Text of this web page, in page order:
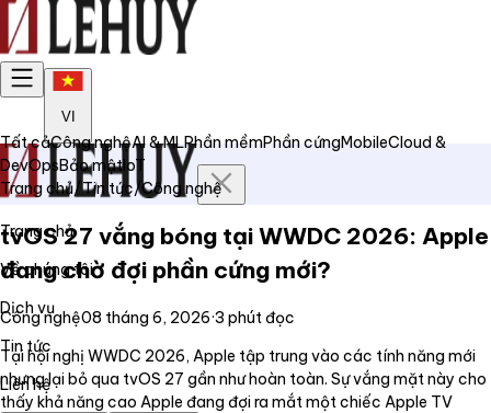
VI
Trang chủ
Về chúng tôi
Dịch vụ
Tin tức
Liên hệ
Tất cảCông nghệAI & MLPhần mềmPhần cứngMobileCloud &
DevOpsBảo mậtIoT
Trang chủ/Tin tức/Công nghệ
tvOS 27 vắng bóng tại WWDC 2026: Apple
đang chờ đợi phần cứng mới?
Công nghệ08 tháng 6, 2026·3 phút đọc
Tại hội nghị WWDC 2026, Apple tập trung vào các tính năng mới
nhưng lại bỏ qua tvOS 27 gần như hoàn toàn. Sự vắng mặt này cho
thấy khả năng cao Apple đang đợi ra mắt một chiếc Apple TV